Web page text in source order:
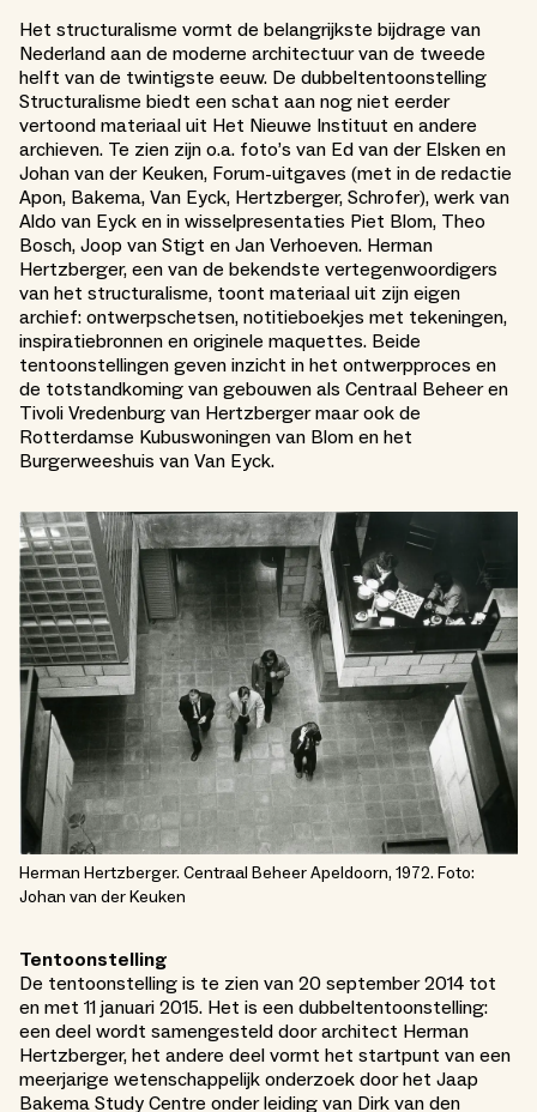
Het structuralisme vormt de belangrijkste bijdrage van
Nederland aan de moderne architectuur van de tweede
helft van de twintigste eeuw. De dubbeltentoonstelling
Structuralisme biedt een schat aan nog niet eerder
vertoond materiaal uit Het Nieuwe Instituut en andere
archieven. Te zien zijn o.a. foto’s van Ed van der Elsken en
Johan van der Keuken, Forum-uitgaves (met in de redactie
Apon, Bakema, Van Eyck, Hertzberger, Schrofer), werk van
Aldo van Eyck en in wisselpresentaties Piet Blom, Theo
Bosch, Joop van Stigt en Jan Verhoeven. Herman
Hertzberger, een van de bekendste vertegenwoordigers
van het structuralisme, toont materiaal uit zijn eigen
archief: ontwerpschetsen, notitieboekjes met tekeningen,
inspiratiebronnen en originele maquettes. Beide
tentoonstellingen geven inzicht in het ontwerpproces en
de totstandkoming van gebouwen als Centraal Beheer en
Tivoli Vredenburg van Hertzberger maar ook de
Rotterdamse Kubuswoningen van Blom en het
Burgerweeshuis van Van Eyck.
Herman Hertzberger. Centraal Beheer Apeldoorn, 1972. Foto:
Johan van der Keuken
Tentoonstelling
De tentoonstelling is te zien van 20 september 2014 tot
en met 11 januari 2015. Het is een dubbeltentoonstelling:
een deel wordt samengesteld door architect Herman
Hertzberger, het andere deel vormt het startpunt van een
meerjarige wetenschappelijk onderzoek door het Jaap
Bakema Study Centre onder leiding van Dirk van den